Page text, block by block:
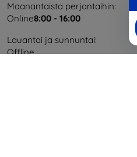
Maanantaista perjantaihin:
Online8:00 - 16:00
Lauantai ja sunnuntai:
Offline